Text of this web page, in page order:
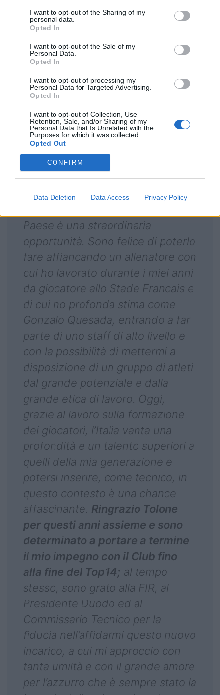
I want to opt-out of the Sharing of my
personal data.
Opted In
I want to opt-out of the Sale of my
Personal Data.
Opted In
I want to opt-out of processing my
Personal Data for Targeted Advertising.
Opted In
I want to opt-out of Collection, Use,
Retention, Sale, and/or Sharing of my
Personal Data that Is Unrelated with the
Purposes for which it was collected.
Opted Out
CONFIRM
Data Deletion Data Access Privacy Policy
Sergio Parisse
commentato il proprio ruolo
di assistente allenatore
della Nazionale:
Tornare in Italia e poter
contribuire da dentro FIR alla
crescita della Nazionale e di tutto
Paese è una straordinaria
opportunità. Sono felice di poterlo
fare affiancando un allenatore con
cui ho lavorato durante i miei anni
da giocatore allo Stade Francais e
di cui ho profonda stima come
Gonzalo Quesada, entrando a far
parte di uno staff di alto livello e
con la possibilità di mettermi a
disposizione di un gruppo di atleti
dal grande potenziale e dalla
grande etica di lavoro. Oggi,
grazie al lavoro sulla formazione
dei giocatori, l’Italia vanta una
profondità e un talento superiori a
quelli della mia generazione e
potersi inserire, come tecnico, in
questo contesto è una chance
affascinante. Ringrazio Tolone
per questi anni assieme e sono
determinato a portare a termine
il mio impegno con il Club fino
alla fine del Top14; al tempo
stesso, sono grato alla FIR, al
Presidente Duodo ed al
Commissario Tecnico per la
fiducia nell’affidarmi questo nuovo
incarico, a cui mi approccio con
tanta umiltà e con il grande amore
per l’azzurro che è sempre stato la